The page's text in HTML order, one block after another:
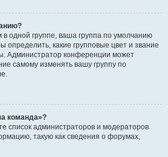
в одной группе, ваша группа по умолчанию
определить, какие групповые цвет и звание
Администратор конференции может
самому изменять вашу группу по
команда»?
список администраторов и модераторов
такую как сведения о форумах,